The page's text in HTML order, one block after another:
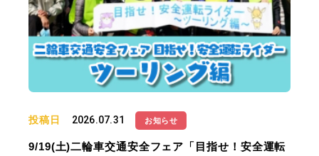
投稿日 2026.07.31 お知らせ
9/19(土)二輪車交通安全フェア「目指せ！安全運転